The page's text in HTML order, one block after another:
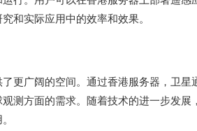
和实际应用中的效率和效果。
更广阔的空间。通过香港服务器，卫星
测方面的需求。随着技术的进一步发展